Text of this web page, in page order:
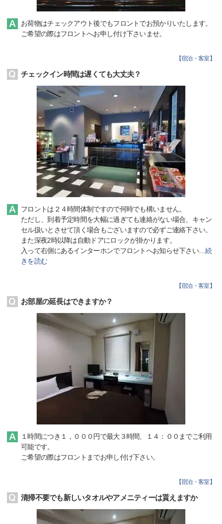
お荷物はチェックアウト後でもフロントでお預かりいたします。
ご希望の際はフロントへお申し付け下さいませ。
【宿泊・客室】
チェックイン時間は遅くても大丈夫？
フロントは２４時間体制ですので何時でも構いません。
ただし、到着予定時間を大幅に過ぎても連絡がない場合、キャン
セル扱いとさせて頂く場合もございますので必ずご連絡下さい。
また深夜2時以降は自動ドアにロックが掛かります。
入って右側にあるインターホンでフロントへお知らせ下さい…続
きを読む
【宿泊・客室】
お部屋の延長はできますか？
１時間につき１，０００円で最大３時間、１４：００までご利用
可能です。
ご希望の際はフロントまでお申し付け下さい。
【宿泊・客室】
清掃不要でも新しいタオルやアメニティーは貰えますか